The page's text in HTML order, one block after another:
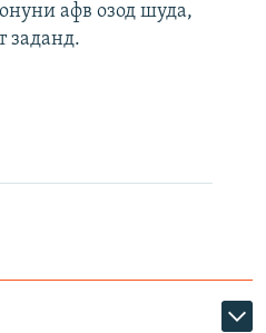
афв озод шуда,
заданд.